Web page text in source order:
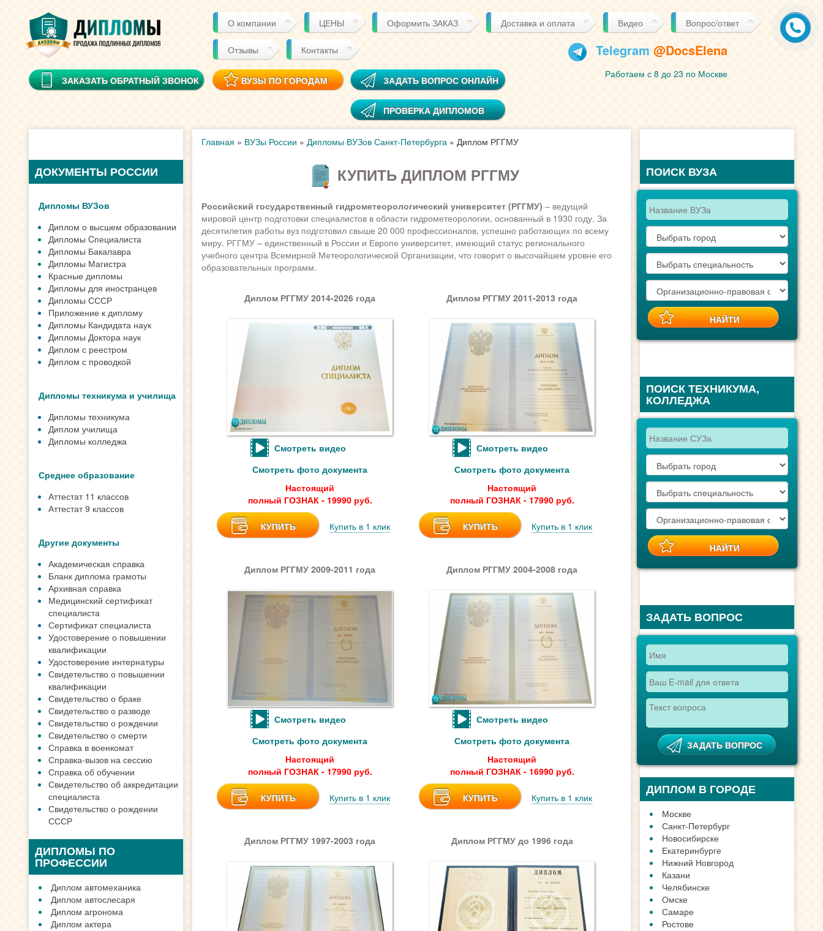
О компании ЦЕНЫ Оформить ЗАКАЗ Доставка и оплата Видео Вопрос/ответ
Отзывы Контакты
ЗАКАЗАТЬ ОБРАТНЫЙ ЗВОНОК ВУЗЫ ПО ГОРОДАМ ЗАДАТЬ ВОПРОС ОНЛАЙН
ПРОВЕРКА ДИПЛОМОВ
Telegram @DocsElena
Работаем с 8 до 23 по Москве
ДОКУМЕНТЫ РОССИИ
Дипломы ВУЗов
Диплом о высшем образовании
Дипломы Cпециалиста
Дипломы Бакалавра
Дипломы Магистра
Красные дипломы
Дипломы для иностранцев
Дипломы СССР
Приложение к диплому
Дипломы Кандидата наук
Дипломы Доктора наук
Диплом с реестром
Диплом с проводкой
Дипломы техникума и училища
Дипломы техникума
Диплом училища
Дипломы колледжа
Среднее образование
Аттестат 11 классов
Аттестат 9 классов
Другие документы
Академическая справка
Бланк диплома грамоты
Архивная справка
Медицинский сертификат
специалиста
Сертификат специалиста
Удостоверение о повышении
квалификации
Удостоверение интернатуры
Свидетельство о повышении
квалификации
Свидетельство о браке
Свидетельство о разводе
Свидетельство о рождении
Свидетельство о смерти
Справка в военкомат
Справка-вызов на сессию
Справка об обучении
Свидетельство об аккредитации
специалиста
Свидетельство о рождении
СССР
ДИПЛОМЫ ПО
ПРОФЕССИИ
Диплом автомеханика
Диплом автослесаря
Диплом агронома
Диплом актера
Главная » ВУЗы России » Дипломы ВУЗов Санкт-Петербурга» Диплом РГГМУ
КУПИТЬ ДИПЛОМ РГГМУ
Российский государственный гидрометеорологический университет (РГГМУ) – ведущий
мировой центр подготовки специалистов в области гидрометеорологии, основанный в 1930 году. За
десятилетия работы вуз подготовил свыше 20 000 профессионалов, успешно работающих по всему
миру. РГГМУ – единственный в России и Европе университет, имеющий статус регионального
учебного центра Всемирной Метеорологической Организации, что говорит о высочайшем уровне его
образовательных программ.
Диплом РГГМУ 2014-2026 года
Смотреть видео
Смотреть фото документа
Настоящий
полный ГОЗНАК - 19990 руб.
КУПИТЬ Купить в 1 клик
Диплом РГГМУ 2011-2013 года
Смотреть видео
Смотреть фото документа
Настоящий
полный ГОЗНАК - 17990 руб.
КУПИТЬ Купить в 1 клик
Диплом РГГМУ 2009-2011 года
Смотреть видео
Смотреть фото документа
Настоящий
полный ГОЗНАК - 17990 руб.
КУПИТЬ Купить в 1 клик
Диплом РГГМУ 2004-2008 года
Смотреть видео
Смотреть фото документа
Настоящий
полный ГОЗНАК - 16990 руб.
КУПИТЬ Купить в 1 клик
Диплом РГГМУ 1997-2003 года Диплом РГГМУ до 1996 года
ПОИСК ВУЗА
ПОИСК ТЕХНИКУМА,
КОЛЛЕДЖА
ЗАДАТЬ ВОПРОС
ДИПЛОМ В ГОРОДЕ
Москве
Санкт-Петербург
Новосибирске
Екатеринбурге
Нижний Новгород
Казани
Челябинске
Омске
Самаре
Ростове